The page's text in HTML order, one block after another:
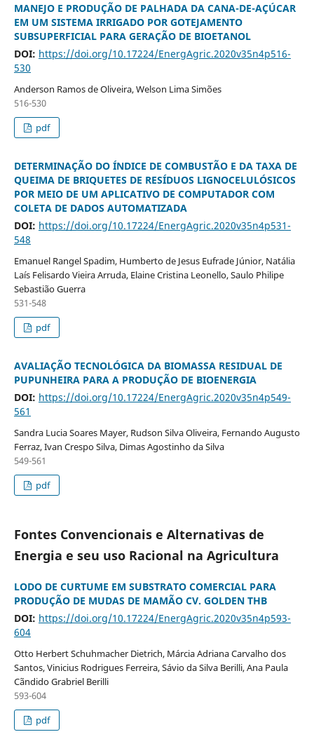
MANEJO E PRODUÇÃO DE PALHADA DA CANA-DE-AÇÚCAR
EM UM SISTEMA IRRIGADO POR GOTEJAMENTO
SUBSUPERFICIAL PARA GERAÇÃO DE BIOETANOL
DOI: https://doi.org/10.17224/EnergAgric.2020v35n4p516-
530
Anderson Ramos de Oliveira, Welson Lima Simões
516-530
pdf
DETERMINAÇÃO DO ÍNDICE DE COMBUSTÃO E DA TAXA DE
QUEIMA DE BRIQUETES DE RESÍDUOS LIGNOCELULÓSICOS
POR MEIO DE UM APLICATIVO DE COMPUTADOR COM
COLETA DE DADOS AUTOMATIZADA
DOI: https://doi.org/10.17224/EnergAgric.2020v35n4p531-
548
Emanuel Rangel Spadim, Humberto de Jesus Eufrade Júnior, Natália
Laís Felisardo Vieira Arruda, Elaine Cristina Leonello, Saulo Philipe
Sebastião Guerra
531-548
pdf
AVALIAÇÃO TECNOLÓGICA DA BIOMASSA RESIDUAL DE
PUPUNHEIRA PARA A PRODUÇÃO DE BIOENERGIA
DOI: https://doi.org/10.17224/EnergAgric.2020v35n4p549-
561
Sandra Lucia Soares Mayer, Rudson Silva Oliveira, Fernando Augusto
Ferraz, Ivan Crespo Silva, Dimas Agostinho da Silva
549-561
pdf
Fontes Convencionais e Alternativas de
Energia e seu uso Racional na Agricultura
LODO DE CURTUME EM SUBSTRATO COMERCIAL PARA
PRODUÇÃO DE MUDAS DE MAMÃO CV. GOLDEN THB
DOI: https://doi.org/10.17224/EnergAgric.2020v35n4p593-
604
Otto Herbert Schuhmacher Dietrich, Márcia Adriana Carvalho dos
Santos, Vinicius Rodrigues Ferreira, Sávio da Silva Berilli, Ana Paula
Cãndido Grabriel Berilli
593-604
pdf